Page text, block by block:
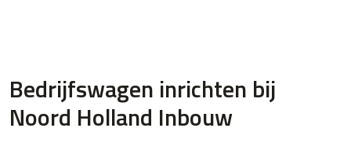
Bedrijfswagen inrichten bij
Noord Holland Inbouw